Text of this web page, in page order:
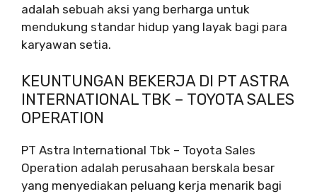
adalah sebuah aksi yang berharga untuk
mendukung standar hidup yang layak bagi para
karyawan setia.
KEUNTUNGAN BEKERJA DI PT ASTRA
INTERNATIONAL TBK – TOYOTA SALES
OPERATION
PT Astra International Tbk – Toyota Sales
Operation adalah perusahaan berskala besar
yang menyediakan peluang kerja menarik bagi